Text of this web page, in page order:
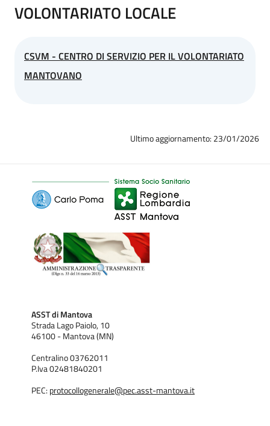
VOLONTARIATO LOCALE
CSVM - CENTRO DI SERVIZIO PER IL VOLONTARIATO
MANTOVANO
Ultimo aggiornamento: 23/01/2026
ASST di Mantova
Strada Lago Paiolo, 10
46100 - Mantova (MN)
Centralino 03762011
P.Iva 02481840201
PEC: protocollogenerale@pec.asst-mantova.it